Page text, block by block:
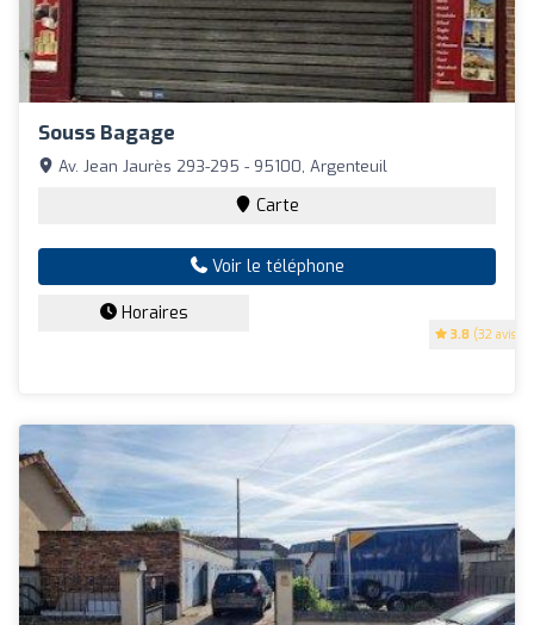
Souss Bagage
3.8 (32 avis)
Av. Jean Jaurès 293-295 - 95100, Argenteuil
Carte
Voir le téléphone
Horaires